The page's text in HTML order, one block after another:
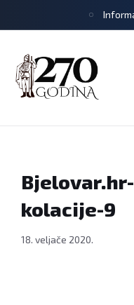
kolacije-9
18. veljače 2020.